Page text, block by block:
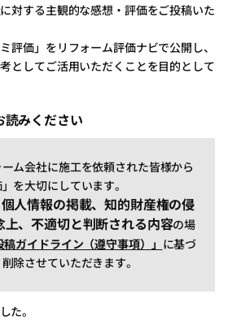
対する主観的な感想・評価をご投稿いた
評価」をリフォーム評価ナビで公開し、
としてご活用いただくことを目的として
読みください
ム会社に施工を依頼された皆様から
を大切にしています。
人情報の掲載、知的財産権の侵
、不適切と判断される内容の場
稿ガイドライン（遵守事項）」 に基づ
除させていただきます。
た。